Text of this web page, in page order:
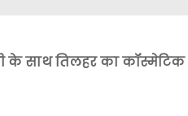
तिलहर का कॉस्मेटिक